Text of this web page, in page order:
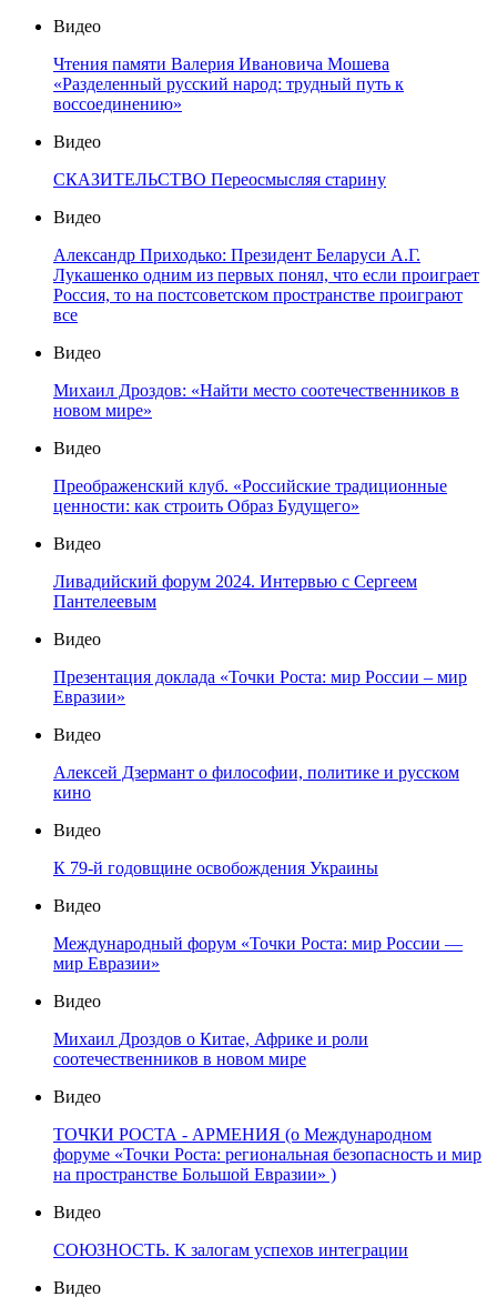
Видео
Чтения памяти Валерия Ивановича Мошева
«Разделенный русский народ: трудный путь к
воссоединению»
Видео
СКАЗИТЕЛЬСТВО Переосмысляя старину
Видео
Александр Приходько: Президент Беларуси А.Г.
Лукашенко одним из первых понял, что если проиграет
Россия, то на постсоветском пространстве проиграют
все
Видео
Михаил Дроздов: «Найти место соотечественников в
новом мире»
Видео
Преображенский клуб. «Российские традиционные
ценности: как строить Образ Будущего»
Видео
Ливадийский форум 2024. Интервью с Сергеем
Пантелеевым
Видео
Презентация доклада «Точки Роста: мир России – мир
Евразии»
Видео
Алексей Дзермант о философии, политике и русском
кино
Видео
К 79-й годовщине освобождения Украины
Видео
Международный форум «Точки Роста: мир России —
мир Евразии»
Видео
Михаил Дроздов о Китае, Африке и роли
соотечественников в новом мире
Видео
ТОЧКИ РОСТА - АРМЕНИЯ (о Международном
форуме «Точки Роста: региональная безопасность и мир
на пространстве Большой Евразии» )
Видео
СОЮЗНОСТЬ. К залогам успехов интеграции
Видео